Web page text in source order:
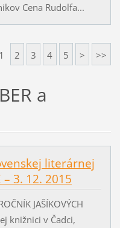
Cena Rudolfa...
1 2 3 4 5 > >>
a
literárnej
– 3. 12. 2015
JAŠÍKOVÝCH
knižnici v Čadci,